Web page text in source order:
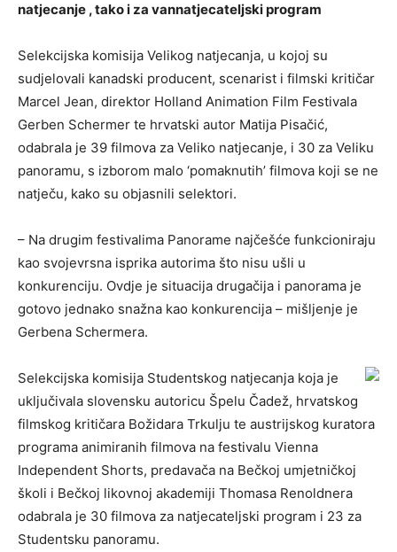
natjecanje , tako i za vannatjecateljski program
Selekcijska komisija Velikog natjecanja, u kojoj su
sudjelovali kanadski producent, scenarist i filmski kritičar
Marcel Jean, direktor Holland Animation Film Festivala
Gerben Schermer te hrvatski autor Matija Pisačić,
odabrala je 39 filmova za Veliko natjecanje, i 30 za Veliku
panoramu, s izborom malo ‘pomaknutih’ filmova koji se ne
natječu, kako su objasnili selektori.
– Na drugim festivalima Panorame najčešće funkcioniraju
kao svojevrsna isprika autorima što nisu ušli u
konkurenciju. Ovdje je situacija drugačija i panorama je
gotovo jednako snažna kao konkurencija – mišljenje je
Gerbena Schermera.
Selekcijska komisija Studentskog natjecanja koja je
uključivala slovensku autoricu Špelu Čadež, hrvatskog
filmskog kritičara Božidara Trkulju te austrijskog kuratora
programa animiranih filmova na festivalu Vienna
Independent Shorts, predavača na Bečkoj umjetničkoj
školi i Bečkoj likovnoj akademiji Thomasa Renoldnera
odabrala je 30 filmova za natjecateljski program i 23 za
Studentsku panoramu.